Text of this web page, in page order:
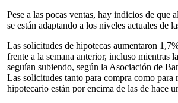
Pese a las pocas ventas, hay indicios de que
se están adaptando a los niveles actuales de
Las solicitudes de hipotecas aumentaron
frente a la semana anterior, incluso mientras
seguían subiendo, según la Asociación de
Las solicitudes tanto para compra como para
hipotecario están por encima de las de hace